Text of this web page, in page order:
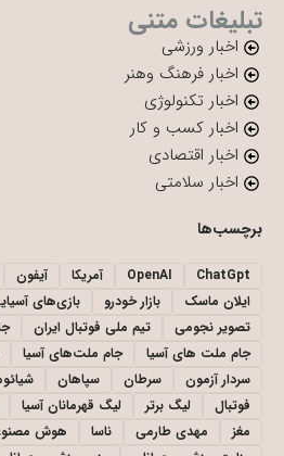
تبلیغات متنی
اخبار ورزشی
اخبار فرهنگ وهنر
اخبار تکنولوژی
اخبار کسب و کار
اخبار اقتصادی
اخبار سلامتی
برچسب‌ها
ChatGpt
OpenAI آمریکا آیفون
ایلان ماسک
بازار خودرو بازی‌های
تصویر نجومی
تیم ملی فوتبال ایران
جام ملت های آسیا
جام ملت‌های آسیا
سردار آزمون
سرطان سپاهان
فوتبال
لیگ برتر لیگ قهرمانان آسیا
مغز
مهدی طارمی ناسا هوش